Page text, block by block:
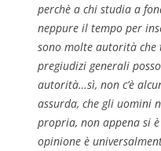
perchè a chi studia a
neppure il tempo per
sono molte autorità
pregiudizi generali
autorità…sì, non c’è
assurda, che gli uomini
propria, non appena si
opinione è